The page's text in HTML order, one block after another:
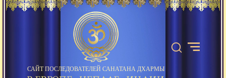
САЙТ ПОСЛЕДОВАТЕЛЕЙ САНАТАНА ДХАРМЫ